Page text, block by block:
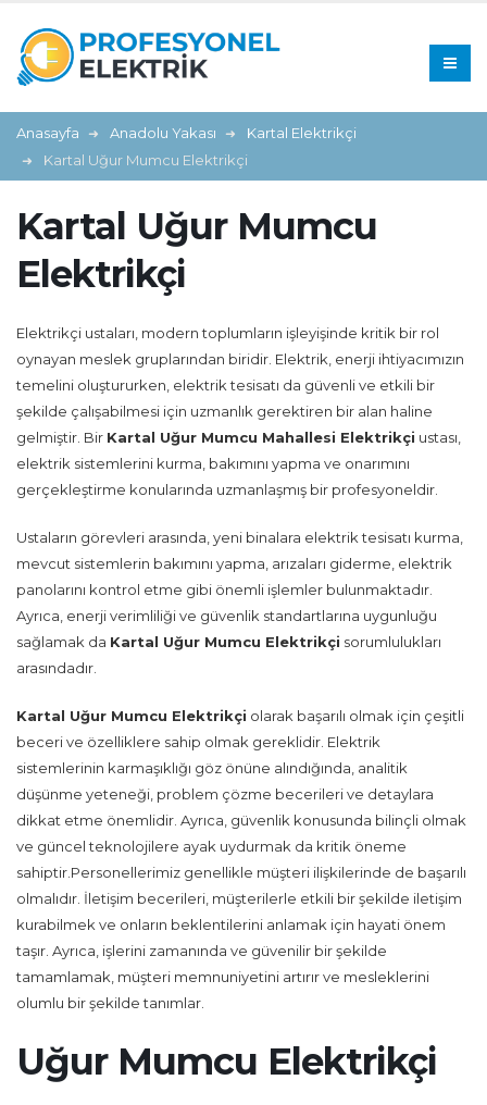
Anasayfa Anadolu Yakası
Kartal Elektrikçi
Kartal Uğur Mumcu Elektrikçi
Kartal Uğur Mumcu
Elektrikçi
Elektrikçi ustaları, modern toplumların işleyişinde kritik bir rol
oynayan meslek gruplarından biridir. Elektrik, enerji ihtiyacımızın
temelini oluştururken, elektrik tesisatı da güvenli ve etkili bir
şekilde çalışabilmesi için uzmanlık gerektiren bir alan haline
gelmiştir. Bir Kartal Uğur Mumcu Mahallesi Elektrikçi ustası,
elektrik sistemlerini kurma, bakımını yapma ve onarımını
gerçekleştirme konularında uzmanlaşmış bir profesyoneldir.
Ustaların görevleri arasında, yeni binalara elektrik tesisatı kurma,
mevcut sistemlerin bakımını yapma, arızaları giderme, elektrik
panolarını kontrol etme gibi önemli işlemler bulunmaktadır.
Ayrıca, enerji verimliliği ve güvenlik standartlarına uygunluğu
sağlamak da Kartal Uğur Mumcu Elektrikçi sorumlulukları
arasındadır.
Kartal Uğur Mumcu Elektrikçi olarak başarılı olmak için çeşitli
beceri ve özelliklere sahip olmak gereklidir. Elektrik
sistemlerinin karmaşıklığı göz önüne alındığında, analitik
düşünme yeteneği, problem çözme becerileri ve detaylara
dikkat etme önemlidir. Ayrıca, güvenlik konusunda bilinçli olmak
ve güncel teknolojilere ayak uydurmak da kritik öneme
sahiptir.Personellerimiz genellikle müşteri ilişkilerinde de başarılı
olmalıdır. İletişim becerileri, müşterilerle etkili bir şekilde iletişim
kurabilmek ve onların beklentilerini anlamak için hayati önem
taşır. Ayrıca, işlerini zamanında ve güvenilir bir şekilde
tamamlamak, müşteri memnuniyetini artırır ve mesleklerini
olumlu bir şekilde tanımlar.
Uğur Mumcu Elektrikçi